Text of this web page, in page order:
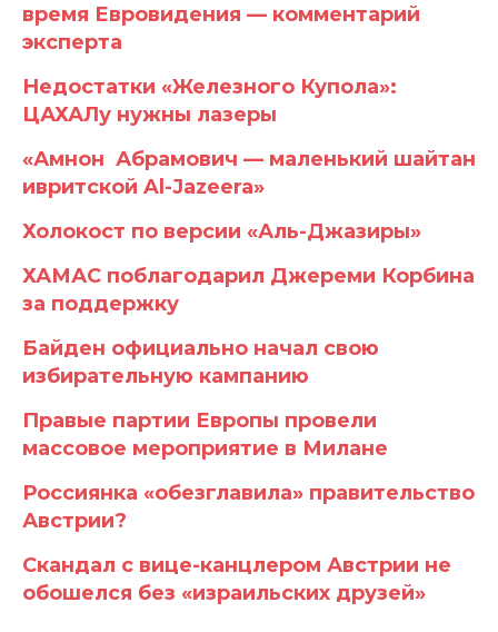
время Евровидения — комментарий
эксперта
Недостатки «Железного Купола»:
ЦАХАЛу нужны лазеры
«Амнон Абрамович — маленький шайтан
ивритской Al-Jazeera»
Холокост по версии «Аль-Джазиры»
ХАМАС поблагодарил Джереми Корбина
за поддержку
Байден официально начал свою
избирательную кампанию
Правые партии Европы провели
массовое мероприятие в Милане
Россиянка «обезглавила» правительство
Австрии?
Скандал с вице-канцлером Австрии не
обошелся без «израильских друзей»